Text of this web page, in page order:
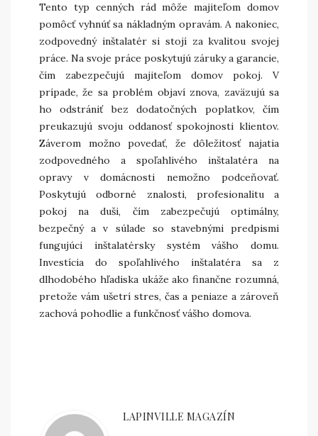
Tento typ cenných rád môže majiteľom domov
pomôcť vyhnúť sa nákladným opravám. A nakoniec,
zodpovedný inštalatér si stojí za kvalitou svojej
práce. Na svoje práce poskytujú záruky a garancie,
čím zabezpečujú majiteľom domov pokoj. V
prípade, že sa problém objaví znova, zaväzujú sa
ho odstrániť bez dodatočných poplatkov, čím
preukazujú svoju oddanosť spokojnosti klientov.
Záverom možno povedať, že dôležitosť najatia
zodpovedného a spoľahlivého inštalatéra na
opravy v domácnosti nemožno podceňovať.
Poskytujú odborné znalosti, profesionalitu a
pokoj na duši, čím zabezpečujú optimálny,
bezpečný a v súlade so stavebnými predpismi
fungujúci inštalatérsky systém vášho domu.
Investícia do spoľahlivého inštalatéra sa z
dlhodobého hľadiska ukáže ako finančne rozumná,
pretože vám ušetrí stres, čas a peniaze a zároveň
zachová pohodlie a funkčnosť vášho domova.
LAPINVILLE MAGAZÍN